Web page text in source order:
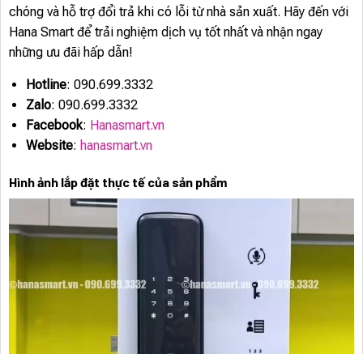
chóng và hỗ trợ đổi trả khi có lỗi từ nhà sản xuất. Hãy đến với
Hana Smart để trải nghiệm dịch vụ tốt nhất và nhận ngay
những ưu đãi hấp dẫn!
Hotline: 090.699.3332
Zalo: 090.699.3332
Facebook: Hanasmart.vn
Website: hanasmart.vn
Hình ảnh lắp đặt thực tế của sản phẩm